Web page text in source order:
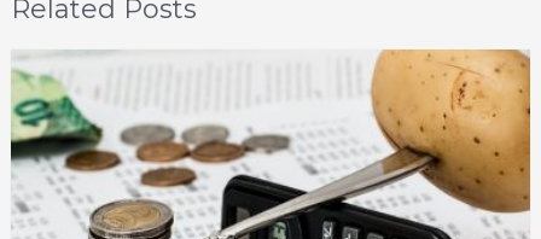
Related Posts